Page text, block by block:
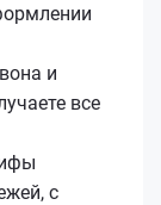
и
все
с